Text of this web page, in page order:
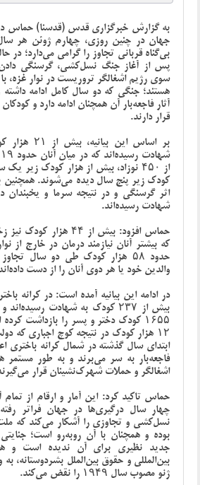
به گزارش خبرگزاری قدس (قدسنا) حماس در
جهان در چنین روزی، چهارم ژوئن هر
بی‌گناه قربانی تجاوز را گرامی می‌دارد؛ در
پس از آغاز جنگ نسل‌کشی، گرسنگی ‌دادن
سوی رژیم اشغالگر تروریست در نوار غزه،
هستند؛ جنگی که دو سال کامل ادامه
آثار فاجعه‌بار آن همچنان ادامه دارد و
قرار دارند.
بر اساس این
از ۴۵۰ نوزاد، بیش از هزار کودک زیر
اثر گرسنگی و در نتیجه سرما و یخبندان
شهادت رسیده‌اند.
حماس افزود: بیش از ۴۴
که بیشتر آنان نیازمند درمان در خارج از
حدود ۵۸ هزار کودک طی دو سال
والدین خود یا هر دوی آنان را از دست
در ادامه این بیانیه آمده است: در کرانه
بیش از ۲۳۷ کودک به شهادت
۱۶۵۵ کودک دختر و پسر را بازداشت
۱۲ هزار کودک در نتیجه کوچ اجباری‌ که
ابتدای سال گذشته در شمال کرانه باختری
فاجعه‌بار به سر می‌برند و به ‌طور مستمر
اشغالگر و حملات شهرک‌نشینان قرار
حماس تاکید کرد: این آمار و ارقام از
چهار سال درگیری‌ها در جهان فراتر
نسل‌کشی و تجاوزی را آشکار می‌کند که
بوده و همچنان با آن روبه‌رو است؛
جدید نظیری برای آن ندیده است و
بین‌المللی و حقوق بین‌الملل بشردوستانه،
ژنو مصوب سال ۱۹۴۹ را نقض می‌کند.